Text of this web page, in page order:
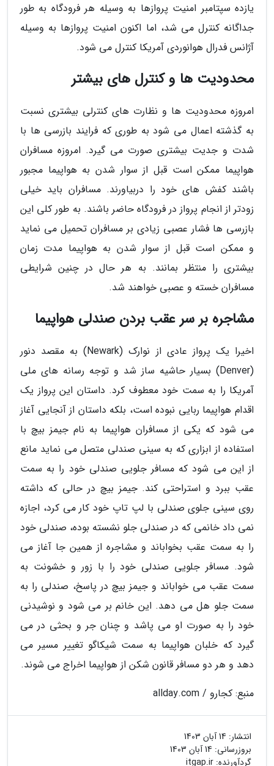
یازده سپتامبر امنیت پروازها به وسیله هر فرودگاه به طور
جداگانه کنترل می شد، اما اکنون امنیت پروازها به وسیله
آژانس فدرال هوانوردی آمریکا کنترل می شود.
محدودیت ها و کنترل های بیشتر
امروزه محدودیت ها و نظارت های کنترلی بیشتری نسبت
به گذشته اعمال می شود به طوری که فرایند بازرسی ها با
شدت و جدیت بیشتری صورت می گیرد. امروزه مسافران
هواپیما ممکن است قبل از سوار شدن به هواپیما مجبور
باشند کفش های خود را دربیاورند. مسافران باید خیلی
زودتر از انجام پرواز در فرودگاه حاضر باشند. به طور کلی این
بازرسی ها فشار عصبی زیادی بر مسافران تحمیل می نماید
و ممکن است قبل از سوار شدن به هواپیما مدت زمان
بیشتری را منتظر بمانند. به هر حال در چنین شرایطی
مسافران خسته و عصبی خواهند شد.
مشاجره بر سر عقب بردن صندلی هواپیما
اخیرا یک پرواز عادی از نوارک (Newark) به مقصد دنور
(Denver) بسیار حاشیه ساز شد و توجه رسانه های ملی
آمریکا را به سمت خود معطوف کرد. داستان این پرواز یک
اقدام هواپیما ربایی نبوده است، بلکه داستان از آنجایی آغاز
می شود که یکی از مسافران هواپیما به نام جیمز بیچ با
استفاده از ابزاری که به سینی صندلی متصل می نماید مانع
از این می شود که مسافر جلویی صندلی خود را به سمت
عقب ببرد و استراحتی کند. جیمز بیچ در حالی که داشته
روی سینی جلوی صندلی با لپ تاپ خود کار می کرد، اجازه
نمی داد خانمی که در صندلی جلو نشسته بوده، صندلی خود
را به سمت عقب بخواباند و مشاجره از همین جا آغاز می
شود. مسافر جلویی صندلی خود را با زور و خشونت به
سمت عقب می خواباند و جیمز بیچ در پاسخ، صندلی را به
سمت جلو هل می دهد. این خانم بر می شود و نوشیدنی
خود را به صورت او می پاشد و چنان جر و بحثی در می
گیرد که خلبان هواپیما به سمت شیکاگو تغییر مسیر می
دهد و هر دو مسافر قانون شکن از هواپیما اخراج می شوند.
منبع: کجارو / allday.com
انتشار: 14 آبان 1403
بروزرسانی: 14 آبان 1403
گردآورنده: itgap.ir